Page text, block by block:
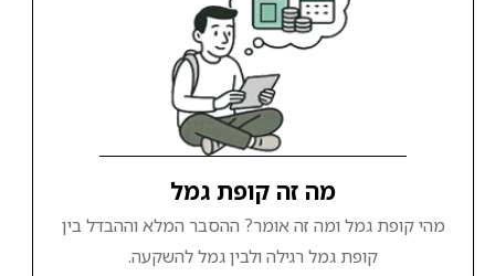
מה זה קופת גמל
מהי קופת גמל ומה זה אומר? ההסבר המלא וההבדל בין
קופת גמל רגילה ולבין גמל להשקעה.